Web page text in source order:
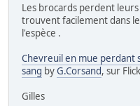
Les brocards perdent
trouvent facilement dans
l'espèce .
Chevreuil en mue perdant
sang byG.Corsand, sur
Gilles